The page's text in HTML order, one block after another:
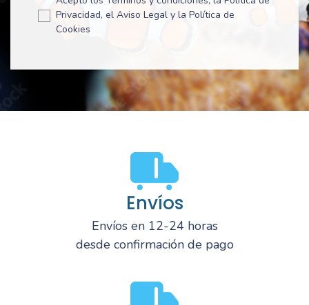
Privacidad, el Aviso Legal y la Política de
Cookies
Envíos
Envíos en 12-24 horas
desde confirmación de pago